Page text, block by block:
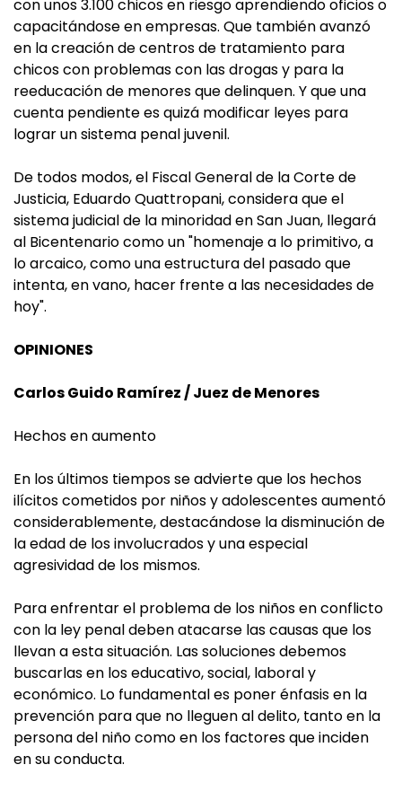
con unos 3.100 chicos en riesgo aprendiendo oficios o
capacitándose en empresas. Que también avanzó
en la creación de centros de tratamiento para
chicos con problemas con las drogas y para la
reeducación de menores que delinquen. Y que una
cuenta pendiente es quizá modificar leyes para
lograr un sistema penal juvenil.
De todos modos, el Fiscal General de la Corte de
Justicia, Eduardo Quattropani, considera que el
sistema judicial de la minoridad en San Juan, llegará
al Bicentenario como un "homenaje a lo primitivo, a
lo arcaico, como una estructura del pasado que
intenta, en vano, hacer frente a las necesidades de
hoy".
OPINIONES
Carlos Guido Ramírez / Juez de Menores
Hechos en aumento
En los últimos tiempos se advierte que los hechos
ilícitos cometidos por niños y adolescentes aumentó
considerablemente, destacándose la disminución de
la edad de los involucrados y una especial
agresividad de los mismos.
Para enfrentar el problema de los niños en conflicto
con la ley penal deben atacarse las causas que los
llevan a esta situación. Las soluciones debemos
buscarlas en los educativo, social, laboral y
económico. Lo fundamental es poner énfasis en la
prevención para que no lleguen al delito, tanto en la
persona del niño como en los factores que inciden
en su conducta.